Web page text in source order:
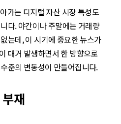
가는 디지털 자산 시장 특성도
다. 야간이나 주말에는 거래량
는데, 이 시기에 중요한 뉴스가
대거 발생하면서 한 방향으로
준의 변동성이 만들어집니다.
재